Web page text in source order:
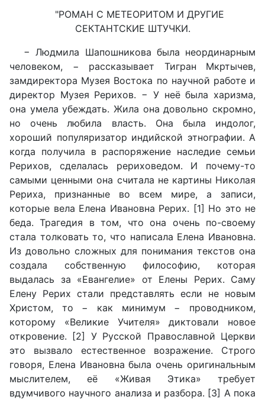
"РОМАН С МЕТЕОРИТОМ И ДРУГИЕ
СЕКТАНТСКИЕ ШТУЧКИ.
− Людмила Шапошникова была неординарным
человеком, − рассказывает Тигран Мкртычев,
замдиректора Музея Востока по научной работе и
директор Музея Рерихов. − У неё была харизма,
она умела убеждать. Жила она довольно скромно,
но очень любила власть. Она была индолог,
хороший популяризатор индийской этнографии. А
когда получила в распоряжение наследие семьи
Рерихов, сделалась рериховедом. И почему-то
самыми ценными она считала не картины Николая
Рериха, признанные во всем мире, а записи,
которые вела Елена Ивановна Рерих. [1] Но это не
беда. Трагедия в том, что она очень по-своему
стала толковать то, что написала Елена Ивановна.
Из довольно сложных для понимания текстов она
создала собственную философию, которая
выдалась за «Евангелие» от Елены Рерих. Саму
Елену Рерих стали представлять если не новым
Христом, то − как минимум − проводником,
которому «Великие Учителя» диктовали новое
откровение. [2] У Русской Православной Церкви
это вызвало естественное возражение. Строго
говоря, Елена Ивановна была очень оригинальным
мыслителем, её «Живая Этика» требует
вдумчивого научного анализа и разбора. [3] А пока